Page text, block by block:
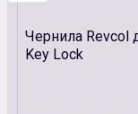
Чернила Revcol
Key Lock